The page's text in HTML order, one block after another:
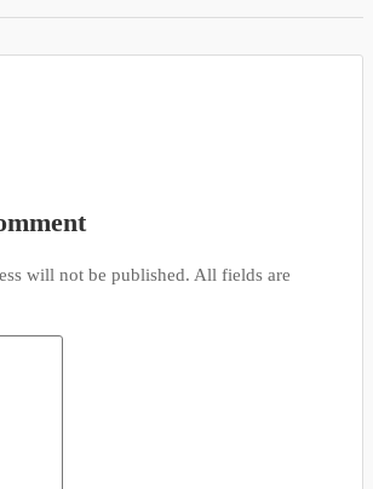
will not be published. All fields are